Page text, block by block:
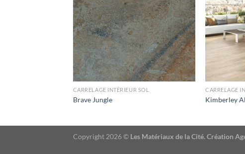
CARRELAGE INTÉRIEUR SOL
Brave Jungle
CARRELAGE
Kimberley
Copyright 2026 © Les Matériaux de la Cité. Création